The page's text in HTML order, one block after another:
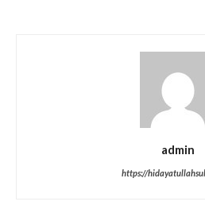
admin
https://